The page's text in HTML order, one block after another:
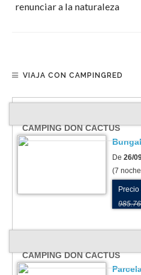
renunciar a la naturaleza
VIAJA CON CAMPINGRED
CAMPING DON CACTUS
De 26/
(7
CAMPING DON CACTUS